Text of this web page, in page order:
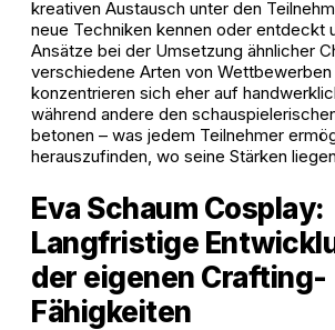
kreativen Austausch unter den
neue Techniken kennen oder entdeckt
Ansätze bei der Umsetzung ähnlicher
verschiedene Arten von Wettbewerben
konzentrieren sich eher auf
während andere den
betonen – was jedem Teilnehmer
herauszufinden, wo seine Stärken
Eva Schaum Cosplay:
Langfristige
der eigenen Crafting-
Fähigkeiten